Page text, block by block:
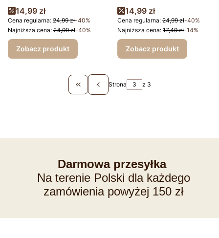
Cena promocyjna
14,99 zł
Cena regularna: 24,99 zł-40%
Najniższa cena: 24,99 zł-40%
Zobacz produkt
Cena promocyjna
14,99 zł
Cena regularna: 24,99 zł-40%
Najniższa cena: 17,49 zł-14%
Zobacz produkt
Wróć do pierwszej strony z produktami
Strona z 3
Darmowa przesyłka
Na terenie Polski dla każdego
zamówienia powyżej 150 zł